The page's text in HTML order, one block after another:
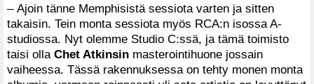
– Ajoin tänne Memphisistä sessiota varten ja sitten
takaisin. Tein monta sessiota myös RCA:n isossa A-
studiossa. Nyt olemme Studio C:ssä, ja tämä toimisto
taisi olla Chet Atkinsin masterointihuone jossain
vaiheessa. Tässä rakennuksessa on tehty monen monta